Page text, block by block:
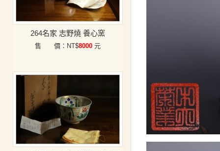
264名家 志野燒 養心窯
售 價：NT$8000 元